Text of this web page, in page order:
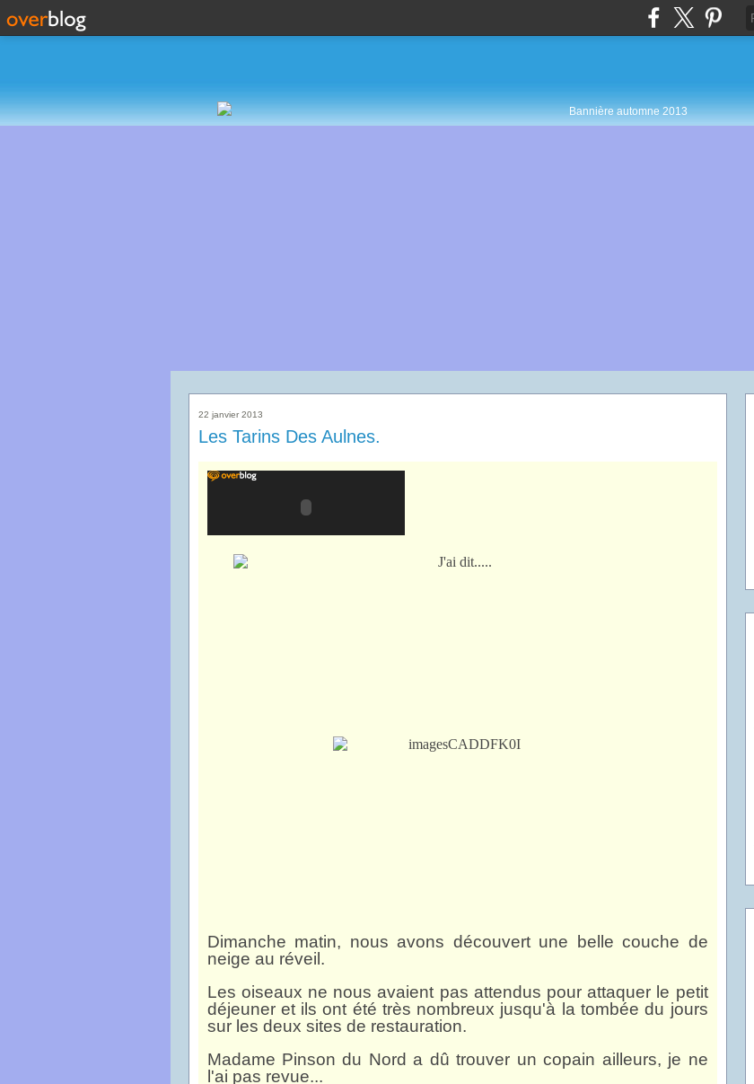
22 janvier 2013
Les Tarins Des Aulnes.
Dimanche matin, nous avons découvert une belle couche de
neige au réveil.
Les oiseaux ne nous avaient pas attendus pour attaquer le petit
déjeuner et ils ont été très nombreux jusqu'à la tombée du jours
sur les deux sites de restauration.
Madame Pinson du Nord a dû trouver un copain ailleurs, je ne
l'ai pas revue...